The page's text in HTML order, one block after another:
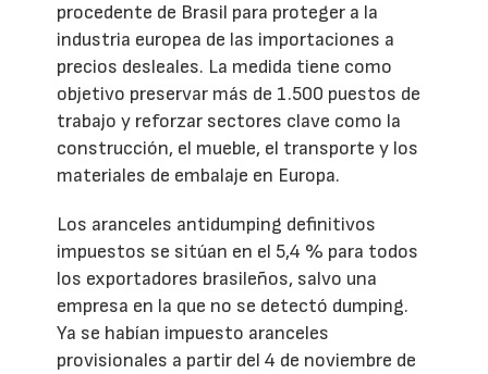
procedente de Brasil para proteger a la
industria europea de las importaciones a
precios desleales. La medida tiene como
objetivo preservar más de 1.500 puestos de
trabajo y reforzar sectores clave como la
construcción, el mueble, el transporte y los
materiales de embalaje en Europa.
Los aranceles antidumping definitivos
impuestos se sitúan en el 5,4 % para todos
los exportadores brasileños, salvo una
empresa en la que no se detectó dumping.
Ya se habían impuesto aranceles
provisionales a partir del 4 de noviembre de